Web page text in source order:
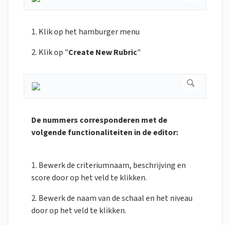
1. Klik op het hamburger menu
2. Klik op "Create New Rubric"
De nummers corresponderen met de
volgende functionaliteiten in de editor:
1. Bewerk de criteriumnaam, beschrijving en
score door op het veld te klikken.
2. Bewerk de naam van de schaal en het niveau
door op het veld te klikken.